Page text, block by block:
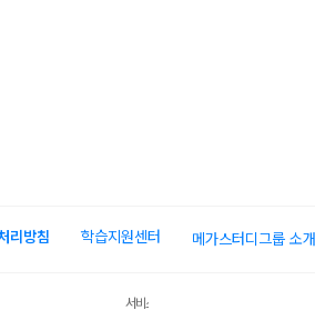
리방침 학습지원센터 메가스터디그룹 소개
서비스 가입사실 확인